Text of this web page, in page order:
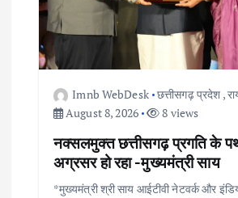
Imnb WebDesk छत्तीसगढ़ प्रदेश ,
August 8, 2026
8 views
नक्सलमुक्त छत्तीसगढ़ प्रगति के
अग्रसर हो रहा -मुख्यमंत्री साय
*मुख्यमंत्री श्री साय आईटीवी नेटवर्क और